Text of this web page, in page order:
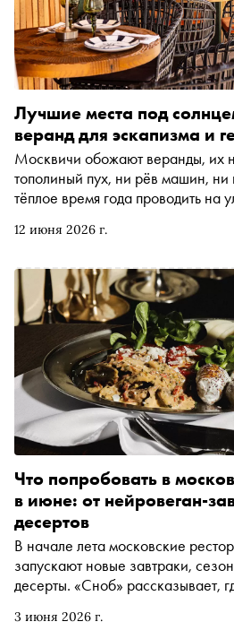
12 июня 2026 г.
Лучшие места под
веранд для эскапизма и
Москвичи обожают веранды, их
тополиный пух, ни рёв машин,
тёплое время года проводить на
крыши, двор искусств, тайный сад
3 июня 2026 г.
Что попробовать в
в июне: от нейровеган-
десертов
В начале лета московские
запускают новые завтраки,
десерты. «Сноб» рассказывает,
крыжовником на берёзовом соке